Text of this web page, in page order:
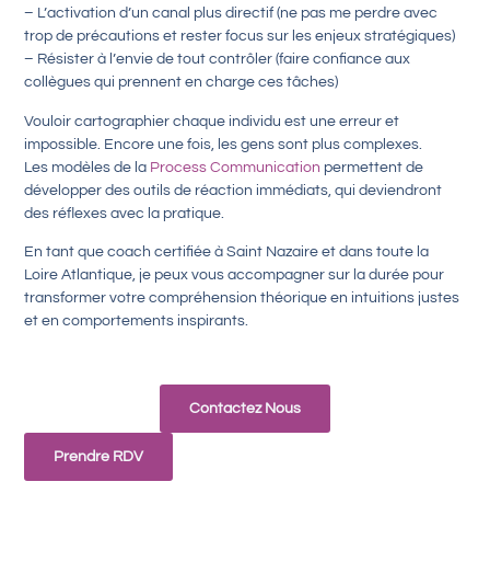
– L’activation d’un canal plus directif (ne pas me perdre avec
trop de précautions et rester focus sur les enjeux stratégiques)
– Résister à l’envie de tout contrôler (faire confiance aux
collègues qui prennent en charge ces tâches)
Vouloir cartographier chaque individu est une erreur et
impossible. Encore une fois, les gens sont plus complexes.
Les modèles de la Process Communication permettent de
développer des outils de réaction immédiats, qui deviendront
des réflexes avec la pratique.
En tant que coach certifiée à Saint Nazaire et dans toute la
Loire Atlantique, je peux vous accompagner sur la durée pour
transformer votre compréhension théorique en intuitions justes
et en comportements inspirants.
Contactez Nous
Prendre RDV